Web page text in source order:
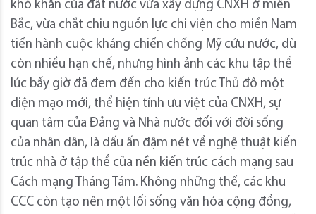
khó khăn của đất nước vừa xây dựng CNXH ở miền
Bắc, vừa chắt chiu nguồn lực chi viện cho miền Nam
tiến hành cuộc kháng chiến chống Mỹ cứu nước, dù
còn nhiều hạn chế, nhưng hình ảnh các khu tập thể
lúc bấy giờ đã đem đến cho kiến trúc Thủ đô một
diện mạo mới, thể hiện tính ưu việt của CNXH, sự
quan tâm của Đảng và Nhà nước đối với đời sống
của nhân dân, là dấu ấn đậm nét về nghệ thuật kiến
trúc nhà ở tập thể của nền kiến trúc cách mạng sau
Cách mạng Tháng Tám. Không những thế, các khu
CCC còn tạo nên một lối sống văn hóa cộng đồng,